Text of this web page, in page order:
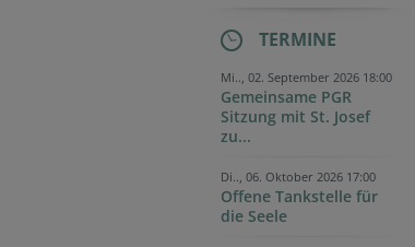
TERMINE
Mi.., 02. September 2026 18:00
Gemeinsame PGR
Sitzung mit St. Josef
zu...
Di.., 06. Oktober 2026 17:00
Offene Tankstelle für
die Seele